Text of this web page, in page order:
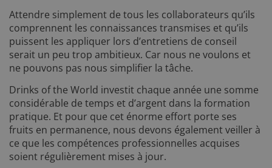
Attendre simplement de tous les collaborateurs qu’ils
comprennent les connaissances transmises et qu’ils
puissent les appliquer lors d’entretiens de conseil
serait un peu trop ambitieux. Car nous ne voulons et
ne pouvons pas nous simplifier la tâche.
Drinks of the World investit chaque année une somme
considérable de temps et d’argent dans la formation
pratique. Et pour que cet énorme effort porte ses
fruits en permanence, nous devons également veiller à
ce que les compétences professionnelles acquises
soient régulièrement mises à jour.